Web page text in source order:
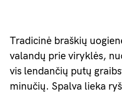
Tradicinė braškių
valandų prie viryklės,
vis lendančių putų
minučių. Spalva lieka